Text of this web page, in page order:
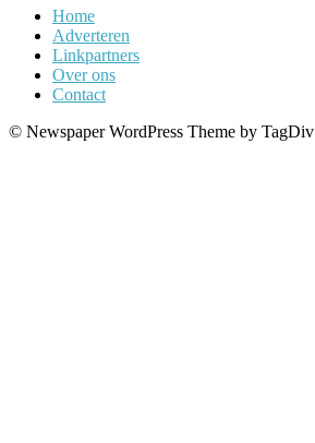
Home
Adverteren
Linkpartners
Over ons
Contact
© Newspaper WordPress Theme by TagDiv